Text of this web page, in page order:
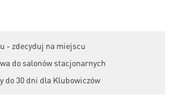
- zdecyduj na miejscu
do salonów stacjonarnych
do 30 dni dla Klubowiczów